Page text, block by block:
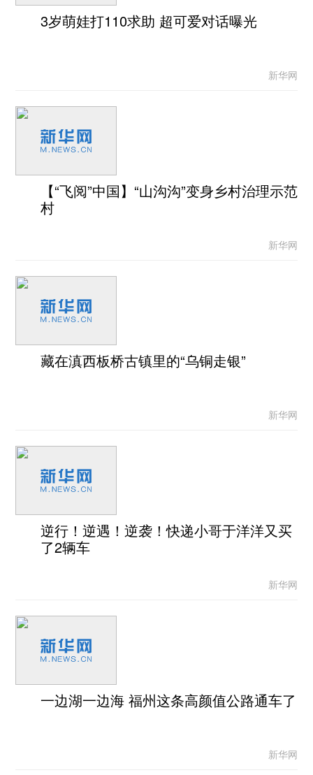
3岁萌娃打110求助 超可爱对话曝光
新华网
【“飞阅”中国】“山沟沟”变身乡村治理示范
村
新华网
藏在滇西板桥古镇里的“乌铜走银”
新华网
逆行！逆遇！逆袭！快递小哥于洋洋又买
了2辆车
新华网
一边湖一边海 福州这条高颜值公路通车了
新华网